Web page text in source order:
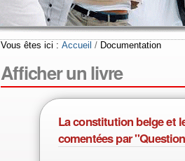
Vous êtes ici : Accueil / Documentation
Afficher un livre
La constitution belge et
comentées par